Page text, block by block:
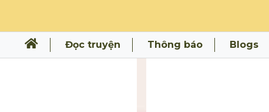
Đọc truyện Thông báo Blogs